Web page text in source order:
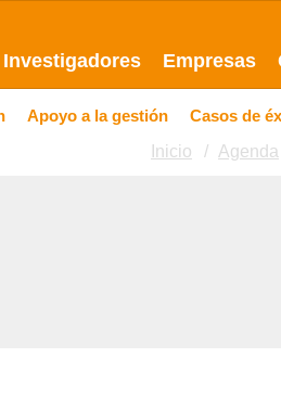
Investigadores Empresas
Apoyo a la gestión Casos de
Inicio
Agenda